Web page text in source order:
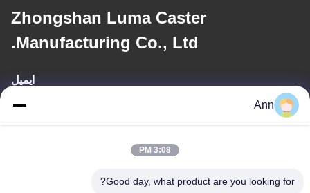
Zhongshan Luma Caster
Manufacturing Co., Ltd.
ایمیل
ann@industrialwheelcasters.com
آدرس
Ann
3:08 PM
Good day, what product are you looking for?